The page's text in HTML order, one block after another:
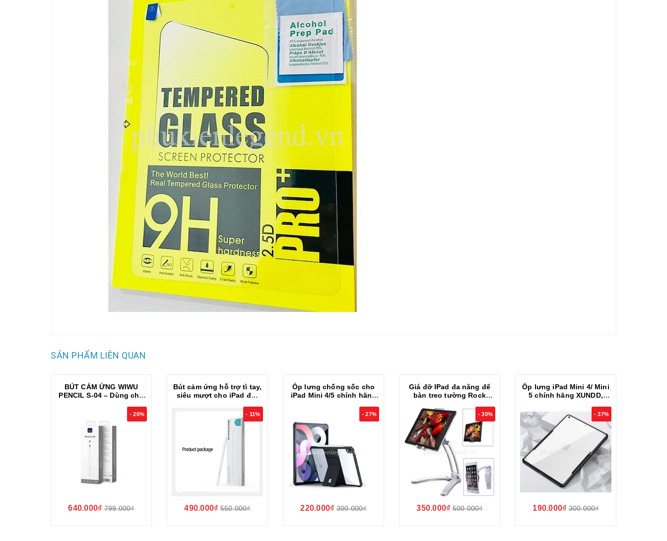
SẢN PHẨM LIÊN QUAN
BÚT CẢM ỨNG WIWU
PENCIL S-04 – Dùng cho
MƯỢT, VẼ CHUẨN, TỪ
TÍNH TIỆN LỢI
- 20%
640.000₫ 799.000₫
Bút cảm ứng hỗ trợ tì tay,
siêu mượt cho iPad đời
iSketch S3 cho iPad Air
Pro 11 12.9 13 Air 4 5 6
2018 10.2
- 11%
490.000₫ 550.000₫
Ốp lưng chống sốc cho
iPad Mini 4/5 chính hãng
- 27%
220.000₫ 300.000₫
Giá đỡ IPad đa năng để
bàn treo tường Rock
- 30%
350.000₫ 500.000₫
Ốp lưng iPad Mini 4/ Mini
5 chính hãng XUNDD,
trong suốt, Viền TPU- 37%
190.000₫ 300.000₫